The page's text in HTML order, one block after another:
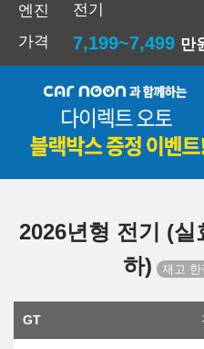
엔진
전기
가격
7,199~7,499 만
2026년형 전기 (
하)
GT